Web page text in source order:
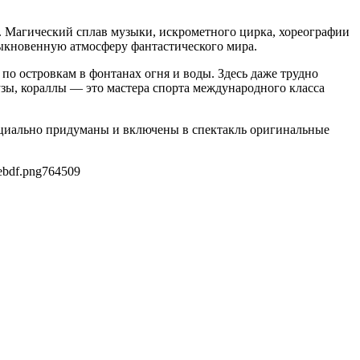
сплав музыки, искрометного цирка, хореографии
атмосферу фантастического мира.
в фонтанах огня и воды. Здесь даже трудно
кораллы — это мастера спорта международного класса
придуманы и включены в спектакль оригинальные
764509